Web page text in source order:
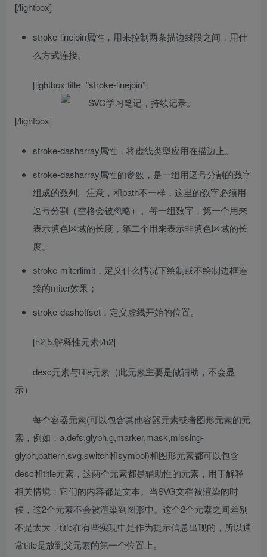
[/lightbox]
stroke-linejoin属性，用来控制两条描边线段之间，用什
么方式连接。
[lightbox title=”stroke-linejoin”]
[/lightbox]
stroke-dasharray属性，将虚线类型应用在描边上。
stroke-dasharray属性的参数，是一组用逗号分割的数字
组成的数列。注意，和path不一样，这里的数字必须用
逗号分割（空格会被忽略）。每一组数字，第一个用来
表示填色区域的长度，第二个用来表示非填色区域的长
度。
stroke-miterlimit，定义什么情况下绘制或不绘制边框连
接的miter效果；
stroke-dashoffset，定义虚线开始的位置。
[h2]5.解释性元素[/h2]
desc元素与title元素（此元素主要是做辅助，不会显
示）
每个容器元素(可以包含其他容器元素或者图形元素的元
素，例如：a,defs,glyph,g,marker,mask,missing-
glyph,pattern,svg,switch和symbol)和图形元素都可以包含
desc和title元素，这两个元素都是辅助性的元素，用于解释
相关情境；它们的内容都是文本。当SVG文档被渲染的时
候，这2个元素不会被渲染到图形中。这个2个元素之间差别
不是太大，title在有些实现中是作为提示信息出现的，所以通
常title是放到父元素的第一个位置上。